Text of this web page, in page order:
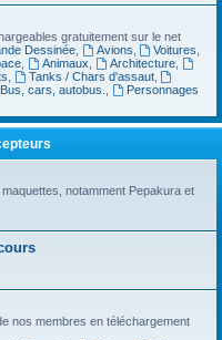
gratuitement sur le net
Dessinée, Avions Voitures
Animaux Architecture
Tanks / Chars d'assaut,
Bus, cars, autobus.
Personnages
notamment Pepakura et
nos membres en téléchargement